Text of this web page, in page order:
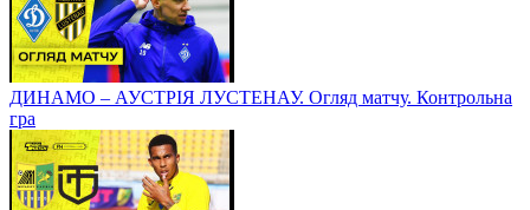
ДИНАМО – АУСТРІЯ ЛУСТЕНАУ. Огляд матчу. Контрольна
гра